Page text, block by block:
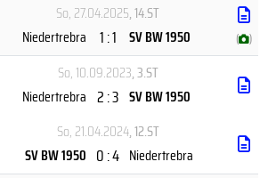
So, 27.04.2025, 14.ST
Niedertrebra
1 : 1 SV BW 1950 ( )
So, 10.09.2023, 3.ST
Niedertrebra 2 : 3 SV BW 1950
So, 21.04.2024, 12.ST
SV BW 1950 0 : 4 Niedertrebra